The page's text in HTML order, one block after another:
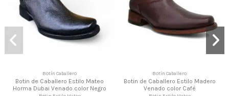
Botín Caballero
Botin de Caballero Estilo Mateo
Horma Dubai Venado color Negro
Botín Caballero
Botin de Caballero Estilo Madero
Venado color Café